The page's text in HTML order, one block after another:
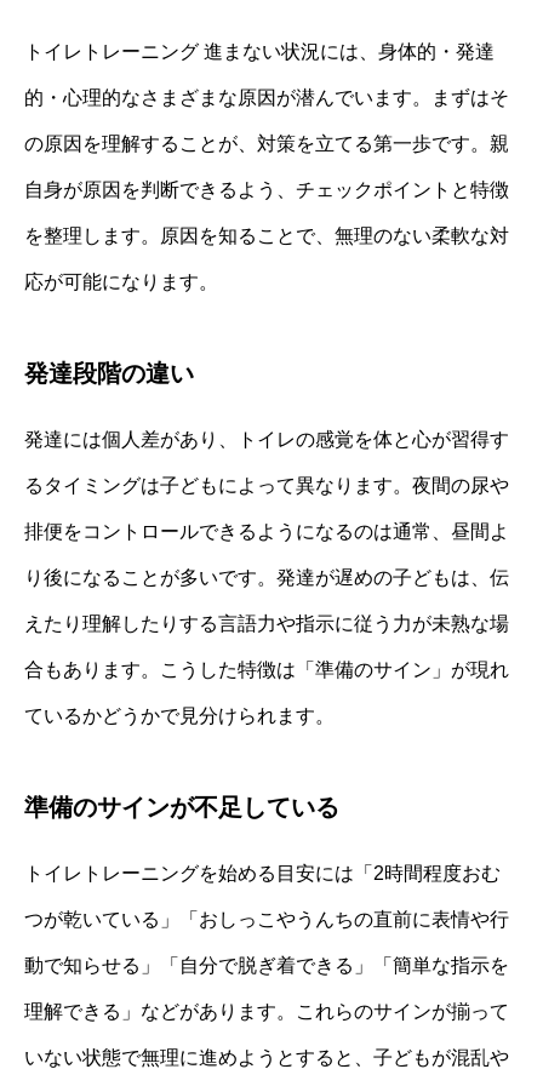
トイレトレーニング 進まない状況には、身体的・発達
的・心理的なさまざまな原因が潜んでいます。まずはそ
の原因を理解することが、対策を立てる第一歩です。親
自身が原因を判断できるよう、チェックポイントと特徴
を整理します。原因を知ることで、無理のない柔軟な対
応が可能になります。
発達段階の違い
発達には個人差があり、トイレの感覚を体と心が習得す
るタイミングは子どもによって異なります。夜間の尿や
排便をコントロールできるようになるのは通常、昼間よ
り後になることが多いです。発達が遅めの子どもは、伝
えたり理解したりする言語力や指示に従う力が未熟な場
合もあります。こうした特徴は「準備のサイン」が現れ
ているかどうかで見分けられます。
準備のサインが不足している
トイレトレーニングを始める目安には「2時間程度おむ
つが乾いている」「おしっこやうんちの直前に表情や行
動で知らせる」「自分で脱ぎ着できる」「簡単な指示を
理解できる」などがあります。これらのサインが揃って
いない状態で無理に進めようとすると、子どもが混乱や